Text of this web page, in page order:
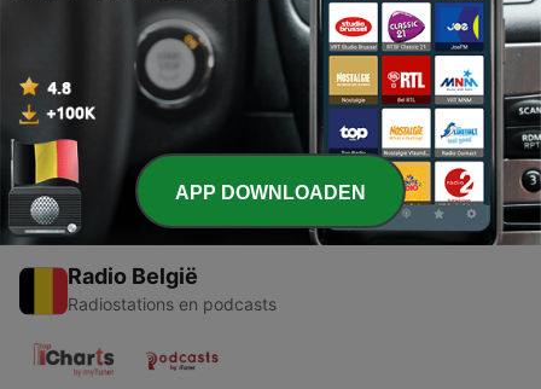
1 - Organización electoral del estado colombiano
01 mei 2021
Radio België
Radiostations en podcasts
APP DOWNLOADEN